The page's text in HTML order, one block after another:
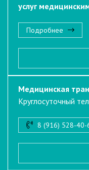
услуг
Подробнее
Медицинская
Круглосуточный
8 (916) 528-40-